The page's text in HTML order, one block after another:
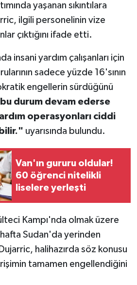
yaşanan sıkıntılara
ilgili personelinin vize
çıktığını ifade etti.
insani yardım çalışanları için
sadece yüzde 16'sının
engellerin sürdüğünü
durum devam ederse
operasyonları ciddi
uyarısında bulundu.
Van'ın gururu oldular!
60 öğrenci nitelikli
liselere yerleşti
Kampı'nda olmak üzere
Sudan'da yerinden
halihazırda söz konusu
tamamen engellendiğini